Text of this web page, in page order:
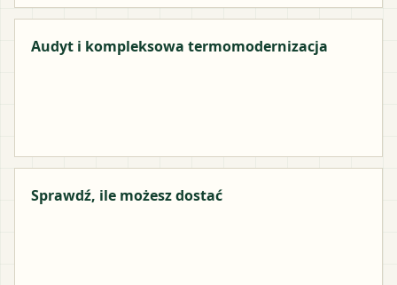
Audyt i kompleksowa termomodernizacja
Sprawdź, ile możesz dostać